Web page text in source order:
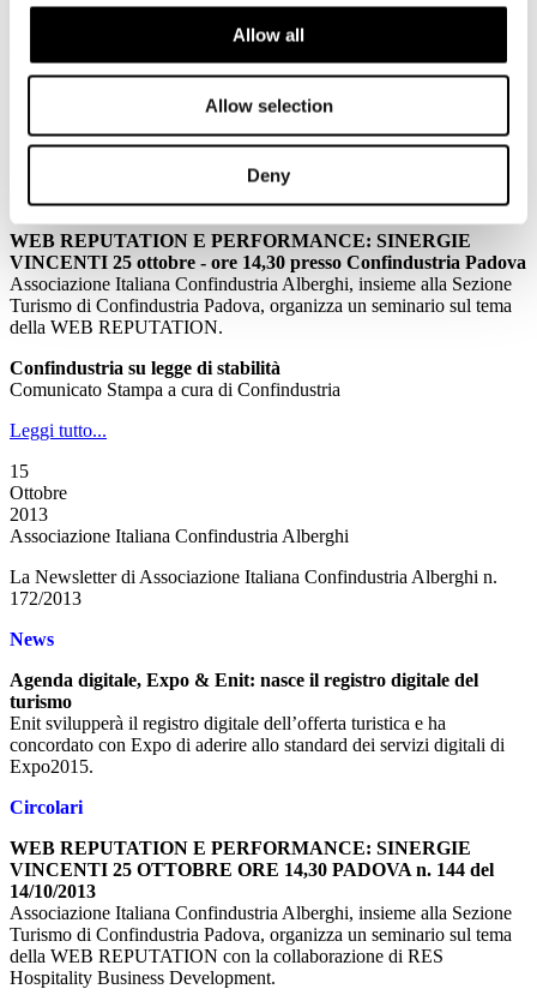
Allow all
Allow selection
Deny
2013
Associazione Italiana Confindustria Alberghi
La Newsletter di Associazione Italiana Confindustria Alberghi n.
News
WEB REPUTATION E PERFORMANCE: SINERGIE
VINCENTI 25 ottobre - ore 14,30 presso Confindustria Padova
Associazione Italiana Confindustria Alberghi, insieme alla Sezione
Turismo di Confindustria Padova, organizza un seminario sul tema
della WEB REPUTATION.
Confindustria su legge di stabilità
Comunicato Stampa a cura di Confindustria
Leggi tutto...
15
Ottobre
2013
Associazione Italiana Confindustria Alberghi
La Newsletter di Associazione Italiana Confindustria Alberghi n.
172/2013
News
Agenda digitale, Expo & Enit: nasce il registro digitale del
turismo
Enit svilupperà il registro digitale dell’offerta turistica e ha
concordato con Expo di aderire allo standard dei servizi digitali di
Expo2015.
Circolari
WEB REPUTATION E PERFORMANCE: SINERGIE
VINCENTI 25 OTTOBRE ORE 14,30 PADOVA n. 144 del
14/10/2013
Associazione Italiana Confindustria Alberghi, insieme alla Sezione
Turismo di Confindustria Padova, organizza un seminario sul tema
della WEB REPUTATION con la collaborazione di RES
Hospitality Business Development.